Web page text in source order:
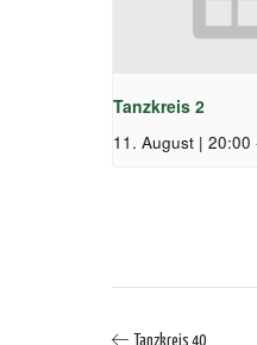
Tanzkreis 2
11. August | 20:00
Tanzkreis 40